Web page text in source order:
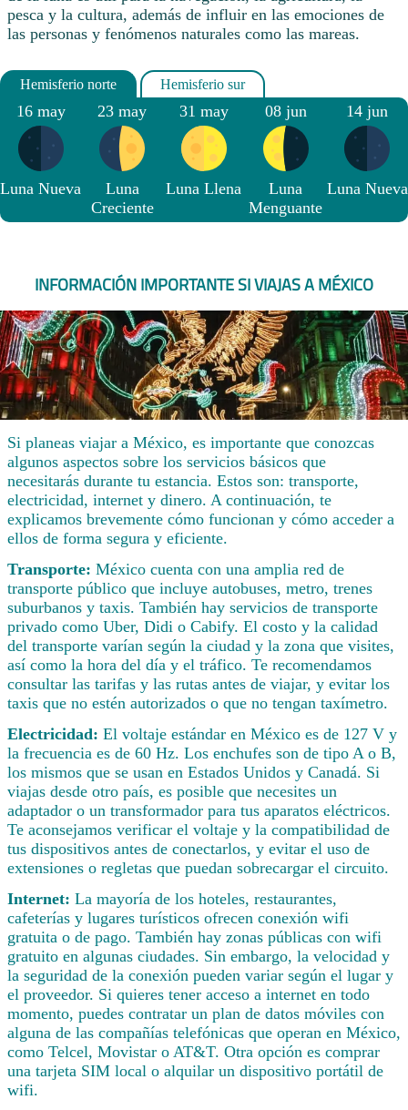
pesca y la cultura, además de influir en las emociones de
las personas y fenómenos naturales como las mareas.
16 may
Luna Nueva
23 may
Luna
Creciente
31 may
Luna Llena
08 jun
Luna
Menguante
14 jun
Luna Nueva
INFORMACIÓN IMPORTANTE SI VIAJAS A MÉXICO
Si planeas viajar a México, es importante que conozcas
algunos aspectos sobre los servicios básicos que
necesitarás durante tu estancia. Estos son: transporte,
electricidad, internet y dinero. A continuación, te
explicamos brevemente cómo funcionan y cómo acceder a
ellos de forma segura y eficiente.
Transporte: México cuenta con una amplia red de
transporte público que incluye autobuses, metro, trenes
suburbanos y taxis. También hay servicios de transporte
privado como Uber, Didi o Cabify. El costo y la calidad
del transporte varían según la ciudad y la zona que visites,
así como la hora del día y el tráfico. Te recomendamos
consultar las tarifas y las rutas antes de viajar, y evitar los
taxis que no estén autorizados o que no tengan taxímetro.
Electricidad: El voltaje estándar en México es de 127 V y
la frecuencia es de 60 Hz. Los enchufes son de tipo A o B,
los mismos que se usan en Estados Unidos y Canadá. Si
viajas desde otro país, es posible que necesites un
adaptador o un transformador para tus aparatos eléctricos.
Te aconsejamos verificar el voltaje y la compatibilidad de
tus dispositivos antes de conectarlos, y evitar el uso de
extensiones o regletas que puedan sobrecargar el circuito.
Internet: La mayoría de los hoteles, restaurantes,
cafeterías y lugares turísticos ofrecen conexión wifi
gratuita o de pago. También hay zonas públicas con wifi
gratuito en algunas ciudades. Sin embargo, la velocidad y
la seguridad de la conexión pueden variar según el lugar y
el proveedor. Si quieres tener acceso a internet en todo
momento, puedes contratar un plan de datos móviles con
alguna de las compañías telefónicas que operan en México,
como Telcel, Movistar o AT&T. Otra opción es comprar
una tarjeta SIM local o alquilar un dispositivo portátil de
wifi.